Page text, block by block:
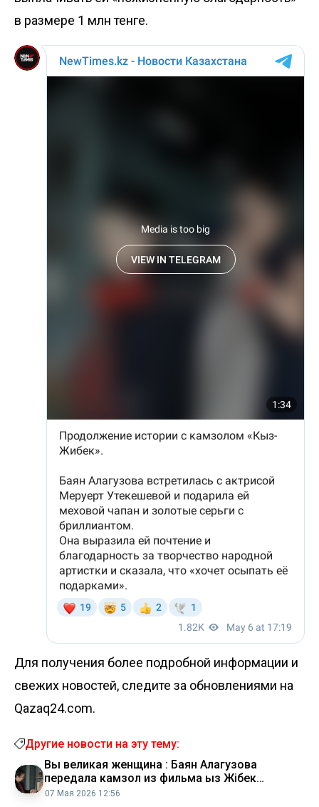
в размере 1 млн тенге.
Для получения более подробной информации и
свежих новостей, следите за обновлениями на
Qazaq24.com.
Другие новости на эту тему:
Вы великая женщина : Баян Алагузова
передала камзол из фильма Қыз Жiбек
Меруерт Утекешевой (видео)
07 Мая 2026 12:56